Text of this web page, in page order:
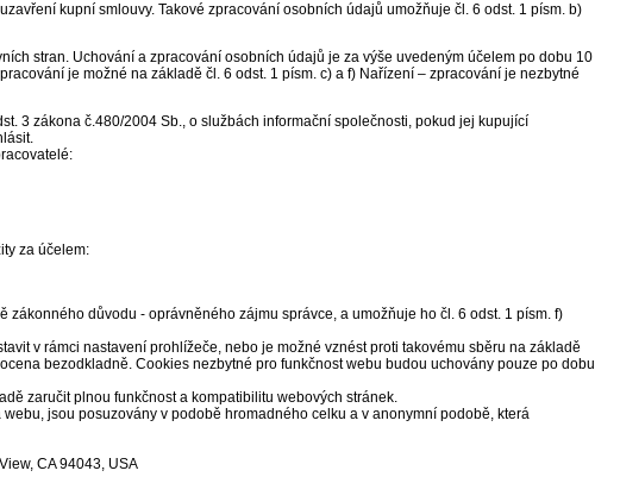
kupní smlouvy. Takové zpracování osobních údajů umožňuje čl. 6 odst. 1 písm. b)
stran. Uchování a zpracování osobních údajů je za výše uvedeným účelem po dobu 10
je možné na základě čl. 6 odst. 1 písm. c) a f) Nařízení – zpracování je nezbytné
3 zákona č.480/2004 Sb., o službách informační společnosti, pokud jej kupující
za účelem:
důvodu - oprávněného zájmu správce, a umožňuje ho čl. 6 odst. 1 písm. f)
v rámci nastavení prohlížeče, nebo je možné vznést proti takovému sběru na základě
bezodkladně. Cookies nezbytné pro funkčnost webu budou uchovány pouze po dobu
zaručit plnou funkčnost a kompatibilitu webových stránek.
jsou posuzovány v podobě hromadného celku a v anonymní podobě, která
CA 94043, USA